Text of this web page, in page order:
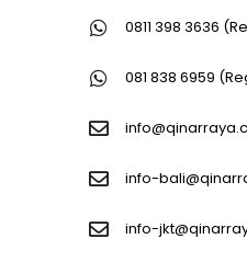
0811 398 3636
081 838 6959
info-
info-